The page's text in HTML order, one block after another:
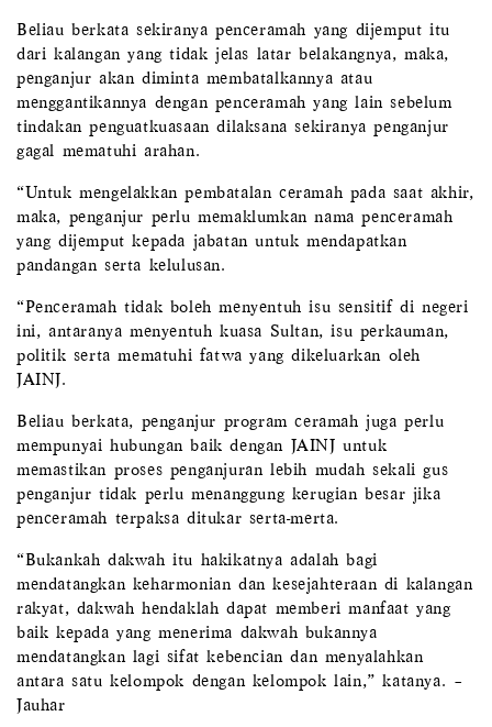
Beliau berkata sekiranya penceramah yang dijemput itu
dari kalangan yang tidak jelas latar belakangnya, maka,
penganjur akan diminta membatalkannya atau
menggantikannya dengan penceramah yang lain sebelum
tindakan penguatkuasaan dilaksana sekiranya penganjur
gagal mematuhi arahan.
“Untuk mengelakkan pembatalan ceramah pada saat akhir,
maka, penganjur perlu memaklumkan nama penceramah
yang dijemput kepada jabatan untuk mendapatkan
pandangan serta kelulusan.
“Penceramah tidak boleh menyentuh isu sensitif di negeri
ini, antaranya menyentuh kuasa Sultan, isu perkauman,
politik serta mematuhi fatwa yang dikeluarkan oleh
JAINJ.
Beliau berkata, penganjur program ceramah juga perlu
mempunyai hubungan baik dengan JAINJ untuk
memastikan proses penganjuran lebih mudah sekali gus
penganjur tidak perlu menanggung kerugian besar jika
penceramah terpaksa ditukar serta-merta.
“Bukankah dakwah itu hakikatnya adalah bagi
mendatangkan keharmonian dan kesejahteraan di kalangan
rakyat, dakwah hendaklah dapat memberi manfaat yang
baik kepada yang menerima dakwah bukannya
mendatangkan lagi sifat kebencian dan menyalahkan
antara satu kelompok dengan kelompok lain,” katanya. –
Jauhar